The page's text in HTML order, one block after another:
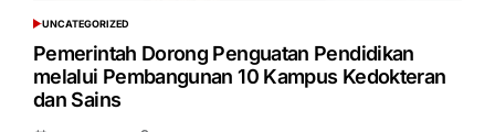
POSTED
IN
UNCATEGORIZED
Pemerintah Dorong Penguatan Pendidikan
melalui Pembangunan 10 Kampus Kedokteran
dan Sains